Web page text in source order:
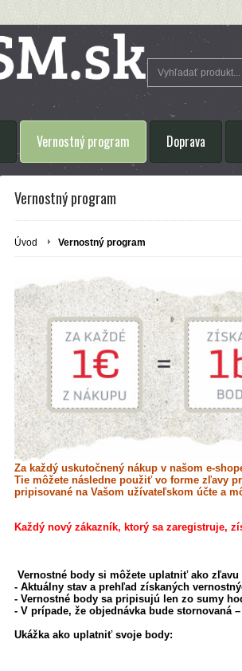
Vernostný program Doprava
Vernostný program
Úvod Vernostný program
Za každý uskutočnený nákup v našom e-
Tie môžete následne použiť vo forme zľavy
pripisované na Vašom užívateľskom účte a
Každý nový zákazník, ktorý sa zaregistruje,
Vernostné body si môžete uplatniť ako
- Aktuálny stav a prehľad získaných
- Vernostné body sa pripisujú len zo sumy
- V prípade, že objednávka bude stornovaná
Ukážka ako uplatniť svoje body: